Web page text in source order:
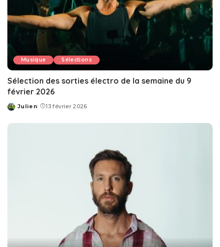
Musique Sélections
Sélection des sorties électro de la semaine du 9
février 2026
Posted
Julien 13 février 2026